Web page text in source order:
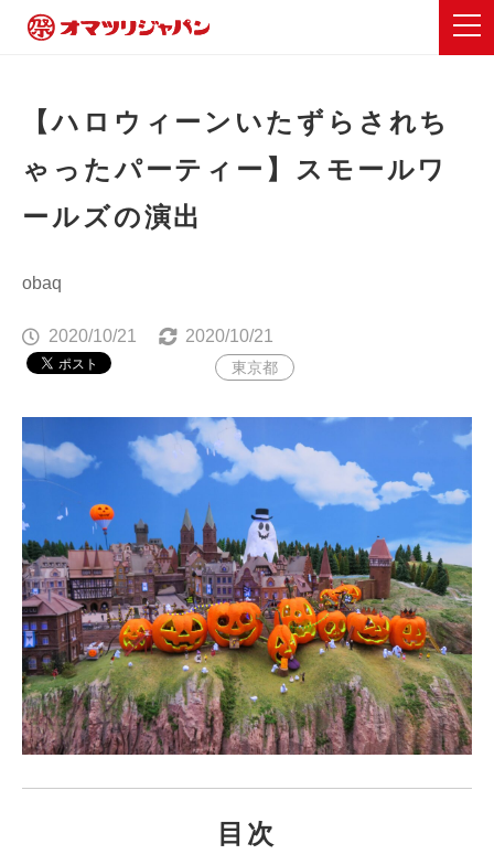
【ハロウィーンいたずらされち
ゃったパーティー】スモールワ
ールズの演出
obaq
2020/10/21 2020/10/21
東京都
目次